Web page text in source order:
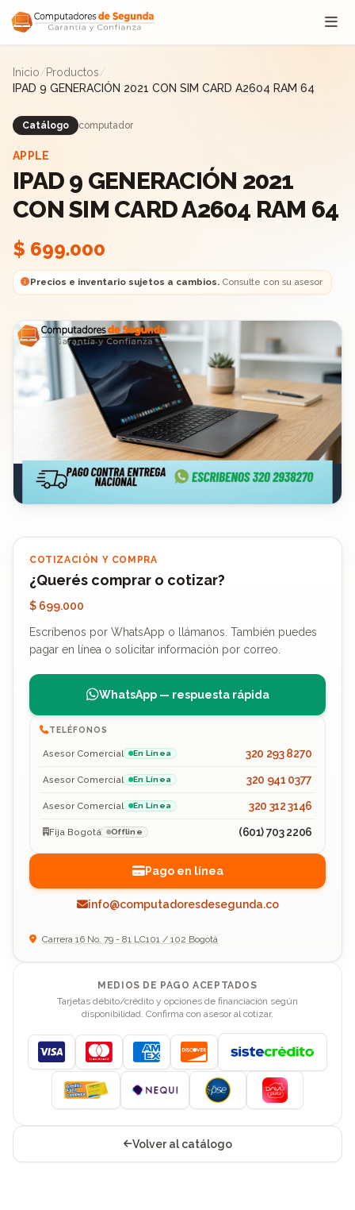
Saltar al contenido
Inicio/Productos/
IPAD 9 GENERACIÓN 2021 CON SIM CARD A2604 RAM 64
Catálogo computador
APPLE
IPAD 9 GENERACIÓN 2021
CON SIM CARD A2604 RAM 64
$ 699.000
Precios e inventario sujetos a cambios.Consulte con su asesor
COTIZACIÓN Y COMPRA
¿Querés comprar o cotizar?
$ 699.000
Escríbenos por WhatsApp o llámanos. También puedes
pagar en línea o solicitar información por correo.
WhatsApp — respuesta rápida
TELÉFONOS
Asesor Comercial En Línea 320 293 8270
Asesor Comercial En Línea 320 941 0377
Asesor Comercial En Línea 320 312 3146
Fija Bogotá Offline (601) 703 2206
Pago en línea
info@computadoresdesegunda.co
Carrera 16 No. 79 - 81 LC101 / 102 Bogotá
MEDIOS DE PAGO ACEPTADOS
Tarjetas débito/crédito y opciones de financiación según
disponibilidad. Confirma con asesor al cotizar.
Visa MastercardAmerican Express
Discover
Volver al catálogo